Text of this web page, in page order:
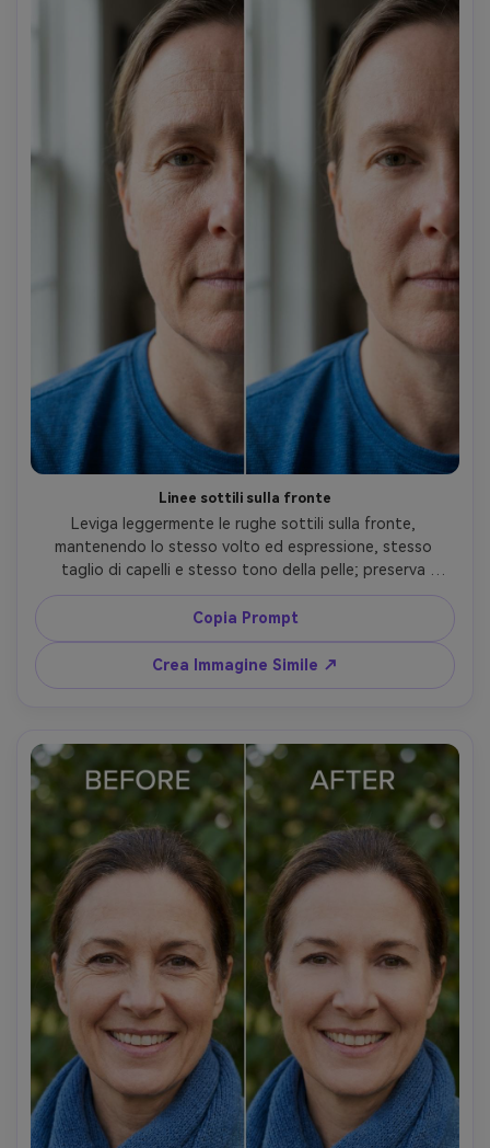
Linee sottili sulla fronte
Leviga leggermente le rughe sottili sulla fronte,
mantenendo lo stesso volto ed espressione, stesso
taglio di capelli e stesso tono della pelle; preserva
illuminazione originale, pori naturali/texture della pelle e
dettagli dello sfondo così sembra ancora la stessa foto,
mantenendo intatti i dettagli dello sfondo --ar 4:5
Copia Prompt
Crea Immagine Simile ↗